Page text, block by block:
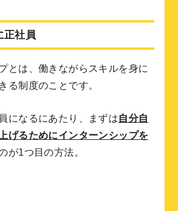
正社員
とは、働きながらスキルを身に
る制度のことです。
になるにあたり、まずは自分自
げるためにインターンシップを
が1つ目の方法。